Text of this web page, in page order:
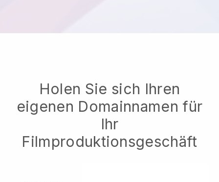
Holen Sie sich Ihren
eigenen Domainnamen für
Ihr
Filmproduktionsgeschäft